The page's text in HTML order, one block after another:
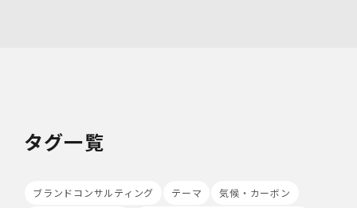
ス回数、ご利用ブラウザ及びOSその他利用端末等の情報
の収集を行うことがあります。また、広告の効果測定のた
イト等)を取得し、ご提供いただいた個人情報と照合する
タグ一覧
ブランドコンサルティング テーマ
気候・カーボン